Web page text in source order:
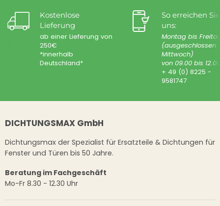
Kostenlose
Lieferung
ab einer Lieferung von
250€
*innerhalb
Deutschland*
So erreichen Sie
uns:
Montag bis
(ausgeschlossen
Mittwoch)
von 09.00 bis
+ 49 (0) 8225 -
9581747
DICHTUNGSMAX GmbH
Dichtungsmax der Spezialist für Ersatzteile & Dichtungen für
Fenster und Türen bis 50 Jahre.
Beratung im Fachgeschäft
Mo-Fr 8.30 - 12.30 Uhr